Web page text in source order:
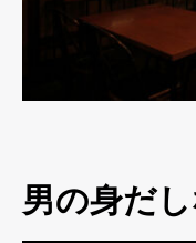
男の身だ